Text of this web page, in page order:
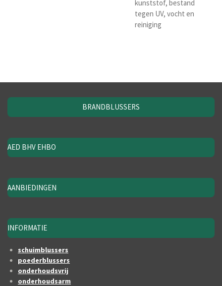
kunststof, bestand
tegen UV, vocht en
reiniging
BRANDBLUSSERS
AED BHV EHBO
AANBIEDINGEN
INFORMATIE
schuimblussers
poederblussers
onderhoudsvrij
onderhoudsarm